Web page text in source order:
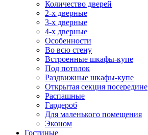
Количество дверей
2-х дверные
3-х дверные
4-х дверные
Особенности
Во всю стену
Встроенные шкафы-купе
Под потолок
Раздвижные шкафы-купе
Открытая секция посередине
Распашные
Гардероб
Для маленького помещения
Эконом
Гостиные